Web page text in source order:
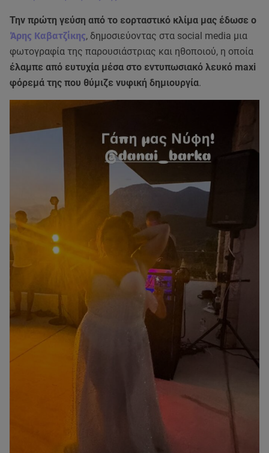
Την πρώτη γεύση από το εορταστικό κλίμα μας έδωσε ο
Άρης Καβατζίκης, δημοσιεύοντας στα social media μια
φωτογραφία της παρουσιάστριας και ηθοποιού, η οποία
έλαμπε από ευτυχία μέσα στο εντυπωσιακό λευκό maxi
φόρεμά της που θύμιζε νυφική δημιουργία.